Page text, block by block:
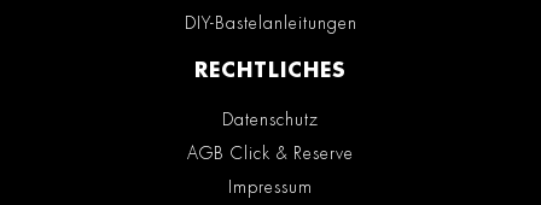
DIY-Bastelanleitungen
RECHTLICHES
Datenschutz
AGB Click & Reserve
Impressum